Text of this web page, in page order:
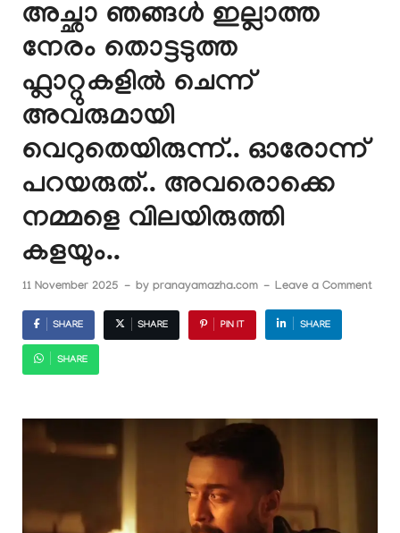
അച്ഛാ ഞങ്ങൾ ഇല്ലാത്ത
നേരം തൊട്ടടുത്ത
ഫ്ലാറ്റുകളിൽ ചെന്ന്
അവരുമായി
വെറുതെയിരുന്ന്.. ഓരോന്ന്
പറയരുത്.. അവരൊക്കെ
നമ്മളെ വിലയിരുത്തി
കളയും..
11 November 2025 - by pranayamazha.com - Leave a Comment
SHARE SHARE PIN IT SHARE
SHARE